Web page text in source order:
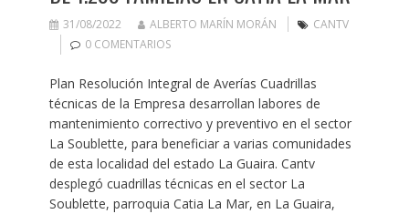
31/08/2022 ALBERTO MARÍN MORÁN
CANTV
0 COMENTARIOS
Plan Resolución Integral de Averías Cuadrillas
técnicas de la Empresa desarrollan labores de
mantenimiento correctivo y preventivo en el sector
La Soublette, para beneficiar a varias comunidades
de esta localidad del estado La Guaira. Cantv
desplegó cuadrillas técnicas en el sector La
Soublette, parroquia Catia La Mar, en La Guaira,